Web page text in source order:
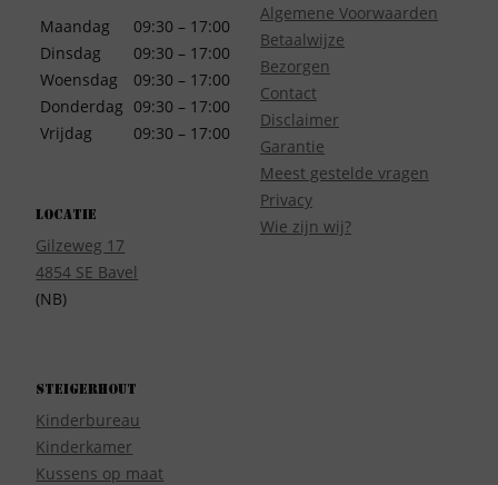
Maandag
Dinsdag
Woensdag
Donderdag
Vrijdag
09:30 – 17:00
09:30 – 17:00
09:30 – 17:00
09:30 – 17:00
09:30 – 17:00
Locatie
Gilzeweg 17
4854 SE Bavel
(NB)
Algemene Voorwaarden
Betaalwijze
Bezorgen
Contact
Disclaimer
Garantie
Meest gestelde vragen
Privacy
Wie zijn wij?
Steigerhout
Kinderbureau
Kinderkamer
Kussens op maat